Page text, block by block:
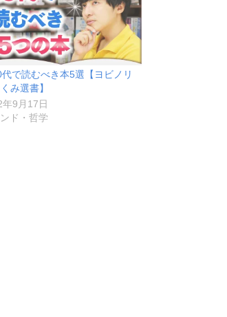
代で読むべき本5選【ヨビノリ
み選書】
年9月17日
ド・哲学